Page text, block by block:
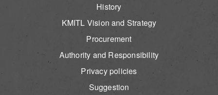
History
KMITL Vision and Strategy
Procurement
Authority and Responsibility
Privacy policies
Suggestion